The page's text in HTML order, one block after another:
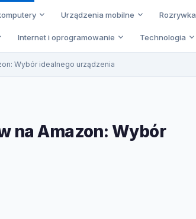
Urządzenia mobilne Rozrywka
Internet i oprogramowanie Technologia
Wybór idealnego urządzenia
na Amazon: Wybór